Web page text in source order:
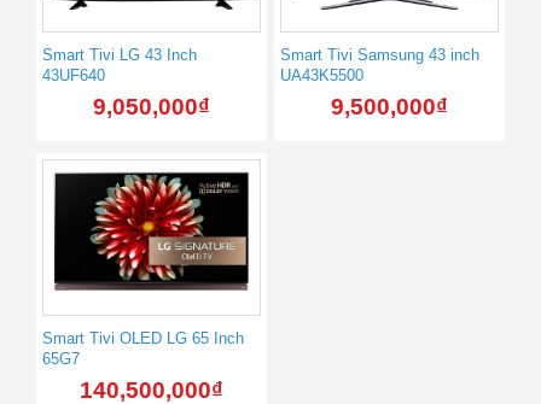
Smart Tivi LG 43 Inch
43UF640
9,050,000₫
Smart Tivi Samsung 43 inch
UA43K5500
9,500,000₫
Smart Tivi OLED LG 65 Inch
65G7
140,500,000₫